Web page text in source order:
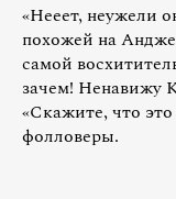
«Нееет, неужели
похожей на
самой
зачем! Ненавижу
«Скажите, что
фолловеры.